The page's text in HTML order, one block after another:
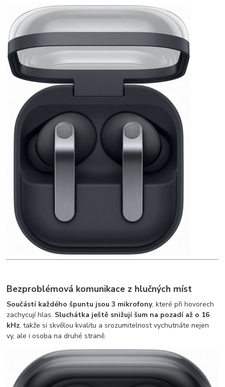
Bezproblémová komunikace z hlučných míst
Součástí každého špuntu jsou 3 mikrofony, které při hovorech
zachycují hlas. Sluchátka ještě snižují šum na pozadí až o 16
kHz, takže si skvělou kvalitu a srozumitelnost vychutnáte nejen
vy, ale i osoba na druhé straně.